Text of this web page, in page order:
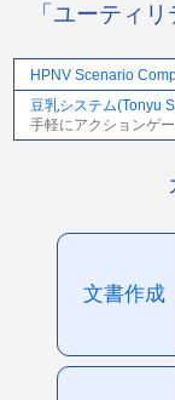
「ユーティ
HPNV Scenario
豆乳システム(Tonyu
手軽にアクションゲ
文書作成